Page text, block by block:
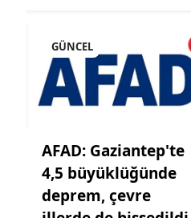
GÜNCEL
AFAD: Gaziantep'te
4,5 büyüklüğünde
deprem, çevre